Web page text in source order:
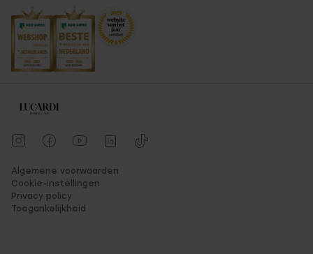
Algemene voorwaarden
Cookie-instellingen
Privacy policy
Toegankelijkheid